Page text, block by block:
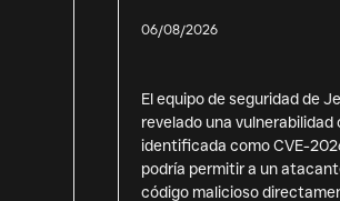
06/08/2026
El equipo de seguridad de
revelado una vulnerabilidad
identificada como CVE-
podría permitir a un
código malicioso